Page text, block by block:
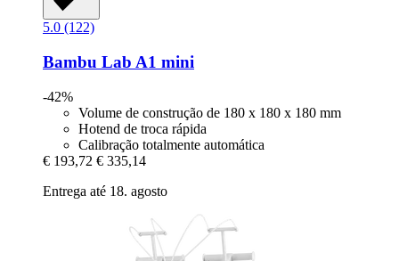
5.0 (122)
Bambu Lab A1 mini
-42%
Volume de construção de 180 x 180 x 180 mm
Hotend de troca rápida
Calibração totalmente automática
€ 193,72 € 335,14
Entrega até 18. agosto